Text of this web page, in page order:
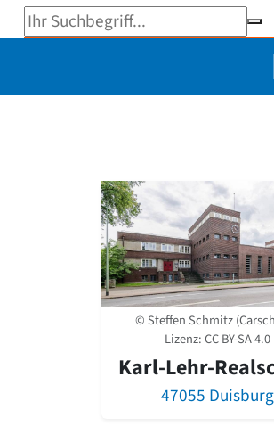
Suchbegriff eingeben
© Steffen Schmitz
Lizenz:CC BY-SA 4.0
Karl-Lehr-
47055 Duisburg